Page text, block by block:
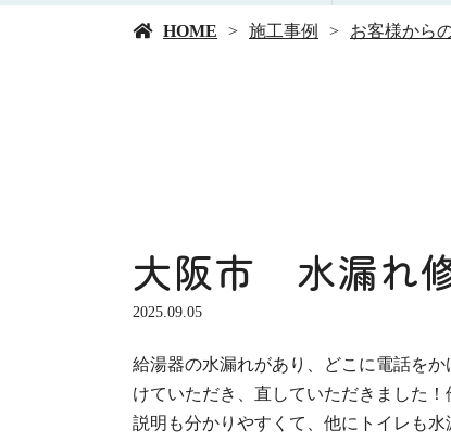
HOME 施工事例 お客様から
大阪市 水漏れ
2025.09.05
給湯器の水漏れがあり、どこに電話を
けていただき、直していただきました
説明も分かりやすくて、他にトイレも